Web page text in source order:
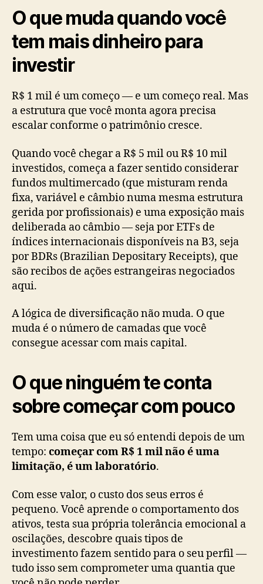
O que muda quando você
tem mais dinheiro para
investir
R$ 1 mil é um começo — e um começo real. Mas
a estrutura que você monta agora precisa
escalar conforme o patrimônio cresce.
Quando você chegar a R$ 5 mil ou R$ 10 mil
investidos, começa a fazer sentido considerar
fundos multimercado (que misturam renda
fixa, variável e câmbio numa mesma estrutura
gerida por profissionais) e uma exposição mais
deliberada ao câmbio — seja por ETFs de
índices internacionais disponíveis na B3, seja
por BDRs (Brazilian Depositary Receipts), que
são recibos de ações estrangeiras negociados
aqui.
A lógica de diversificação não muda. O que
muda é o número de camadas que você
consegue acessar com mais capital.
O que ninguém te conta
sobre começar com pouco
Tem uma coisa que eu só entendi depois de um
tempo: começar com R$ 1 mil não é uma
limitação, é um laboratório.
Com esse valor, o custo dos seus erros é
pequeno. Você aprende o comportamento dos
ativos, testa sua própria tolerância emocional a
oscilações, descobre quais tipos de
investimento fazem sentido para o seu perfil —
tudo isso sem comprometer uma quantia que